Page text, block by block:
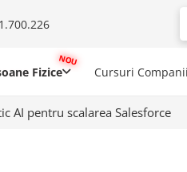
Fizice Cursuri Companii
AI pentru scalarea Salesforce